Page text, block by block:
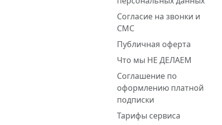
Согласие на звонки и
СМС
Публичная оферта
Что мы НЕ ДЕЛАЕМ
Соглашение по
оформлению платной
подписки
Тарифы сервиса